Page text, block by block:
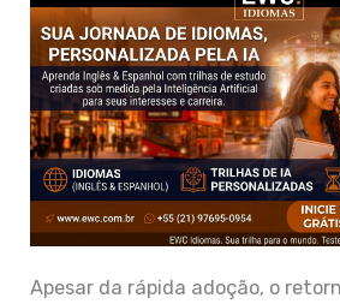
Apesar da rápida adoção, o